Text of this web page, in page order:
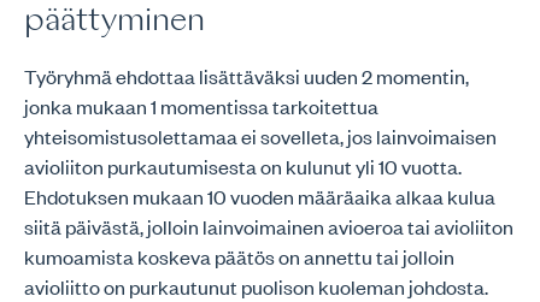
päättyminen
Työryhmä ehdottaa lisättäväksi uuden 2 momentin,
jonka mukaan 1 momentissa tarkoitettua
yhteisomistusolettamaa ei sovelleta, jos lainvoimaisen
avioliiton purkautumisesta on kulunut yli 10 vuotta.
Ehdotuksen mukaan 10 vuoden määräaika alkaa kulua
siitä päivästä, jolloin lainvoimainen avioeroa tai avioliiton
kumoamista koskeva päätös on annettu tai jolloin
avioliitto on purkautunut puolison kuoleman johdosta.